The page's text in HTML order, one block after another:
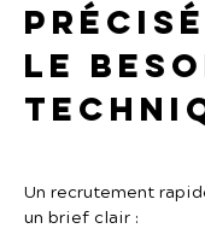
le
Un recrutement
un brief clair :